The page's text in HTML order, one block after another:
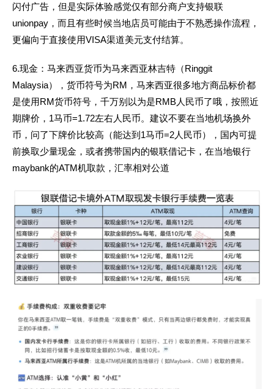
闪付广告，但是实际体验感觉仅有部分商户支持银联
unionpay，而且有些时候当地店员可能由于不熟悉操作流程，
更偏向于直接使用VISA渠道美元支付结算。
6.现金 ：马来西亚货币为马来西亚林吉特（Ringgit
Malaysia），货币符号为RM，马来西亚很多地方商品标价都
是使用RM货币符号，千万别以为是RMB人民币了哦，按照近
期牌价，1马币=1.72左右人民币。建议不要在当地机场换外
币，问了下牌价比较高（能达到1马币=2人民币），国内可提
前换取少量现金，或者携带国内的银联借记卡，在当地银行
maybank的ATM机取款，汇率相对公道